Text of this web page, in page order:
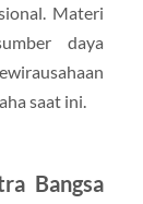
Materi
daya
saat ini.
Bangsa